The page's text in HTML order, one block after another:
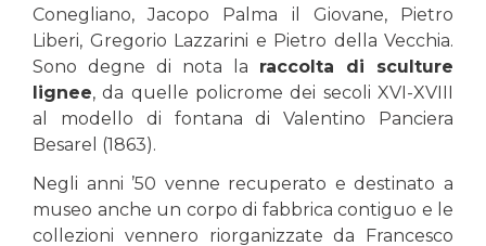
Conegliano, Jacopo Palma il Giovane, Pietro
Liberi, Gregorio Lazzarini e Pietro della Vecchia.
Sono degne di nota la raccolta di sculture
lignee, da quelle policrome dei secoli XVI-XVIII
al modello di fontana di Valentino Panciera
Besarel (1863).
Negli anni ’50 venne recuperato e destinato a
museo anche un corpo di fabbrica contiguo e le
collezioni vennero riorganizzate da Francesco